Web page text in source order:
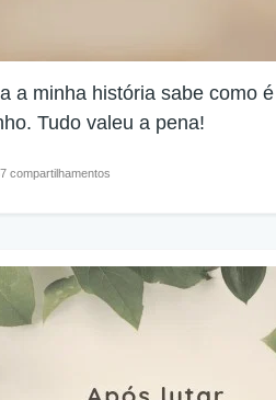
a minha história sabe como
Tudo valeu a pena!
compartilhamentos